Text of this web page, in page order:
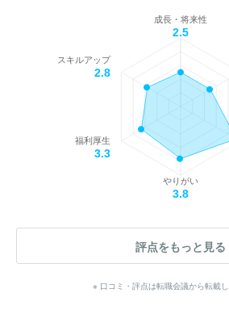
成長・将来性
2.5
やりがい
3.8
福利厚生
3.3
スキルアップ
2.8
評点をもっと見る
※ 口コミ・評点は転職会議から転載し